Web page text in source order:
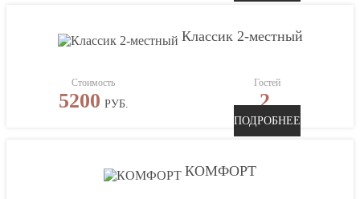
Классик 2-местный
Стоимость
5200 РУБ.
Гостей
2
ПОДРОБНЕЕ
КОМФОРТ